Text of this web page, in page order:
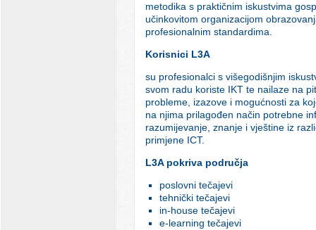
metodika s praktičnim iskustvima
učinkovitom organizacijom
profesionalnim standardima.
Korisnici L3A
su profesionalci s višegodišnjim
svom radu koriste IKT te nailaze na
probleme, izazove i mogućnosti za
na njima prilagođen način potrebne
razumijevanje, znanje i vještine iz
primjene ICT.
L3A pokriva područja
poslovni tečajevi
tehnički tečajevi
in-house tečajevi
e-learning tečajevi